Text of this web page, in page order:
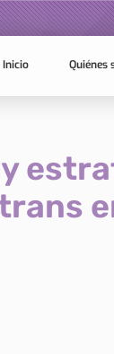
Inicio Quiénes